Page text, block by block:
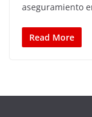
aseguramiento
Read More